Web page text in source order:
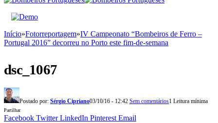
Início»Fotorreportagem»IV Campeonato “Bombeiros de Ferro –
Portugal 2016” decorreu no Porto este fim-de-semana
dsc_1067
Postado por: Sérgio Cipriano03/10/16 - 12:42 Sem comentários1 Leitura mínima
Partilhar
Facebook Twitter LinkedIn Pinterest Email